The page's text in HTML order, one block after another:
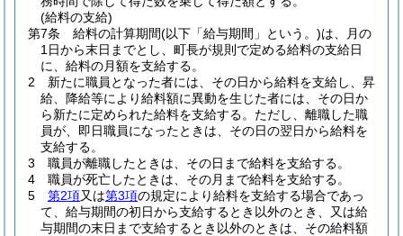
(給料の支給)
第7条
給料の計算期間(以下「給与期間」という。)は、月の
1日から末日までとし、町長が規則で定める給料の支給日
に、給料の月額を支給する。
2
新たに職員となった者には、その日から給料を支給し、昇
給、降給等により給料額に異動を生じた者には、その日か
ら新たに定められた給料を支給する。 ただし、離職した職
員が、即日職員になったときは、その日の翌日から給料を
支給する。
3
職員が離職したときは、その日まで給料を支給する。
4
職員が死亡したときは、その月まで給料を支給する。
5
第2項又は第3項の規定により給料を支給する場合であっ
て、給与期間の初日から支給するとき以外のとき、又は給
与期間の末日まで支給するとき以外のときは、その給料額